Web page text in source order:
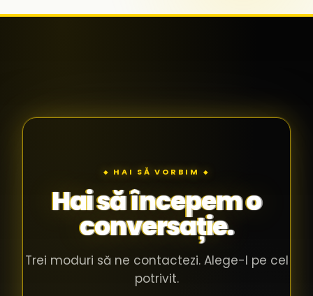
◆ HAI SĂ VORBIM ◆
Hai să începem o
conversație.
Trei moduri să ne contactezi. Alege-l pe cel
potrivit.